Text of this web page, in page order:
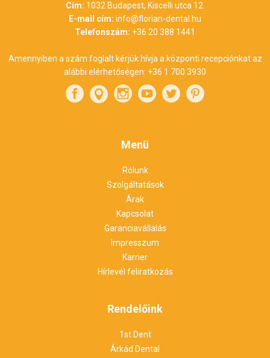
Cím: 1032 Budapest, Kiscelli utca 12.
E-mail cím: info@florian-dental.hu
Telefonszám: +36 20 388 1441
Amennyiben a szám foglalt kérjük hívja a központi recepciónkat az
alábbi elérhetőségen: +36 1 700 3930
Menü
Rólunk
Szolgáltatások
Árak
Kapcsolat
Garanciavállalás
Impresszum
Karrier
Hírlevél feliratkozás
Rendelőink
1st Dent
Árkád Dental